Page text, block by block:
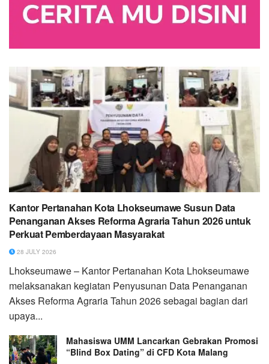
Kantor Pertanahan Kota Lhokseumawe Susun Data
Penanganan Akses Reforma Agraria Tahun 2026 untuk
Perkuat Pemberdayaan Masyarakat
28 JULY 2026
Lhokseumawe – Kantor Pertanahan Kota Lhokseumawe
melaksanakan kegiatan Penyusunan Data Penanganan
Akses Reforma Agraria Tahun 2026 sebagai bagian dari
upaya...
Mahasiswa UMM Lancarkan Gebrakan Promosi
“Blind Box Dating” di CFD Kota Malang